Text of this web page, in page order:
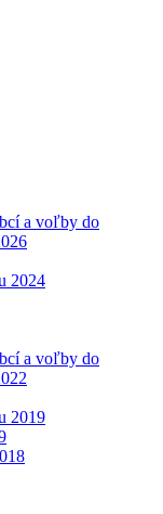
a voľby do
2024
a voľby do
2019